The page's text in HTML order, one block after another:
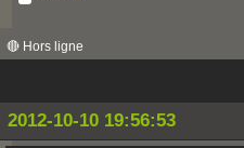
🔴 Hors ligne
2012-10-10 19:56:53